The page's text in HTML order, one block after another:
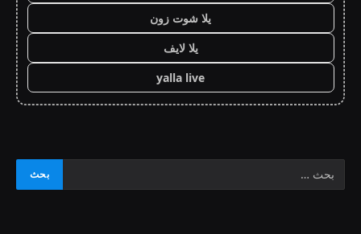
يلا شوت زون
يلا لايف
yalla live